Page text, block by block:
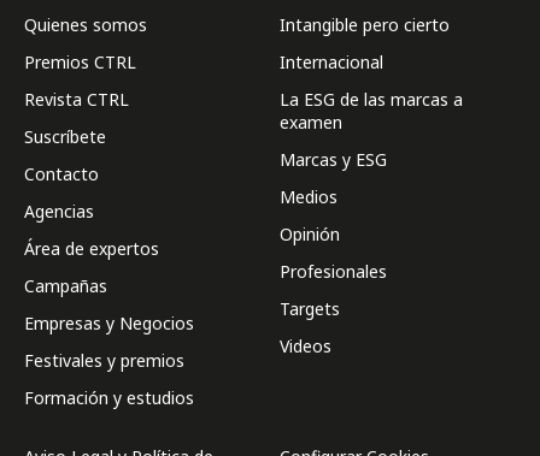
Quienes somos
Premios CTRL
Revista CTRL
Suscríbete
Contacto
Agencias
Área de expertos
Campañas
Empresas y Negocios
Festivales y premios
Formación y estudios
Intangible pero cierto
Internacional
La ESG de las marcas a
examen
Marcas y ESG
Medios
Opinión
Profesionales
Targets
Videos